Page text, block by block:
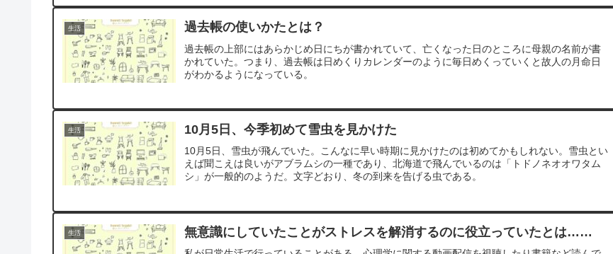
生活 過去帳の使いかたとは？
過去帳の上部にはあらかじめ日にちが書かれていて、亡くなった日のところに母親の名前が書
かれていた。つまり、過去帳は日めくりカレンダーのように毎日めくっていくと故人の月命日
がわかるようになっている。
生活 10月5日、今季初めて雪虫を見かけた
10月5日、雪虫が飛んでいた。こんなに早い時期に見かけたのは初めてかもしれない。雪虫とい
えば聞こえは良いがアブラムシの一種であり、北海道で飛んでいるのは「トドノネオオワタム
シ」が一般的のようだ。文字どおり、冬の到来を告げる虫である。
生活 無意識にしていたことがストレスを解消するのに役立っていたとは……